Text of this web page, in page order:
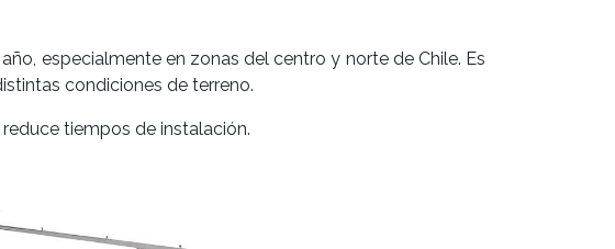
especialmente en zonas del centro y norte de Chile. Es
condiciones de terreno.
tiempos de instalación.